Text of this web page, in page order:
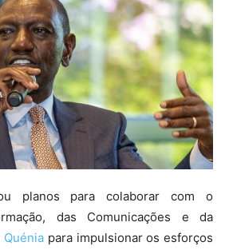
planos para colaborar com o
das Comunicações e da
Quénia para impulsionar os esforços